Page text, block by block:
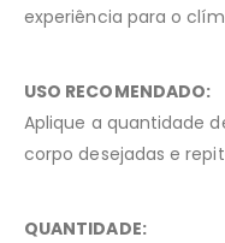
experiência para o
USO RECOMENDADO:
Aplique a quantidade
corpo desejadas e
QUANTIDADE: